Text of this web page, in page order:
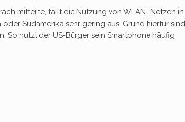
mitteilte, fällt die Nutzung von WLAN- Netzen in
Südamerika sehr gering aus. Grund hierfür sind
So nutzt der US-Bürger sein Smartphone häufig